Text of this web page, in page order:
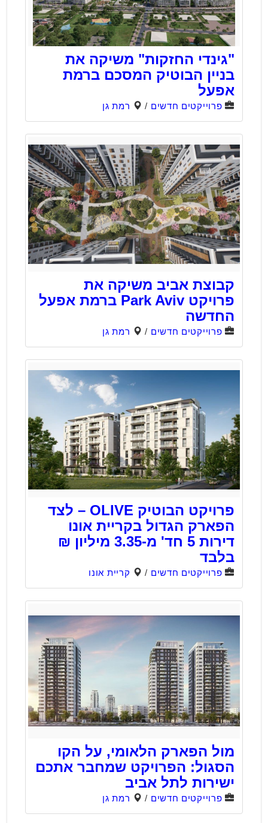
"גינדי החזקות" משיקה את
בניין הבוטיק המסכם ברמת
אפעל
פרוייקטים חדשים / רמת גן
קבוצת אביב משיקה את
פרויקט Park Aviv ברמת אפעל
החדשה
פרוייקטים חדשים / רמת גן
פרויקט הבוטיק OLIVE – לצד
הפארק הגדול בקריית אונו
דירות 5 חד' מ-3.35 מיליון ₪
בלבד
פרוייקטים חדשים / קריית אונו
מול הפארק הלאומי, על הקו
הסגול: הפרויקט שמחבר אתכם
ישירות לתל אביב
פרוייקטים חדשים / רמת גן